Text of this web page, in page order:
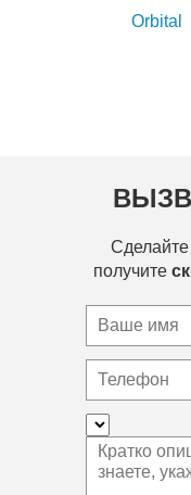
Orbital
Сделайте
получите